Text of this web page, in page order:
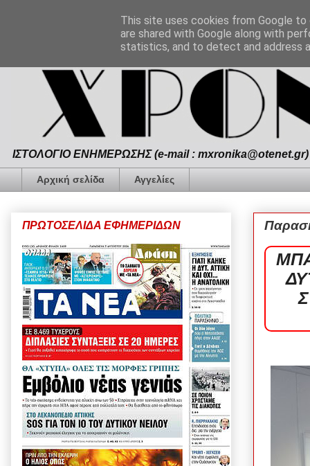
ΙΣΤΟΛΟΓΙΟ ΕΝΗΜΕΡΩΣΗΣ (e-mail :
Αρχική σελίδα Αγγελίες
ΠΡΩΤΟΣΕΛΙΔΑ ΕΦΗΜΕΡΙΔΩΝ
This site uses cookies from Google
are shared with Google along with
statistics, and to detect and address